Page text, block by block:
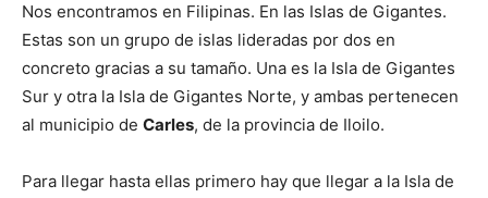
Nos encontramos en Filipinas. En las Islas de Gigantes.
Estas son un grupo de islas lideradas por dos en
concreto gracias a su tamaño. Una es la Isla de Gigantes
Sur y otra la Isla de Gigantes Norte, y ambas pertenecen
al municipio de Carles, de la provincia de Iloilo.
Para llegar hasta ellas primero hay que llegar a la Isla de